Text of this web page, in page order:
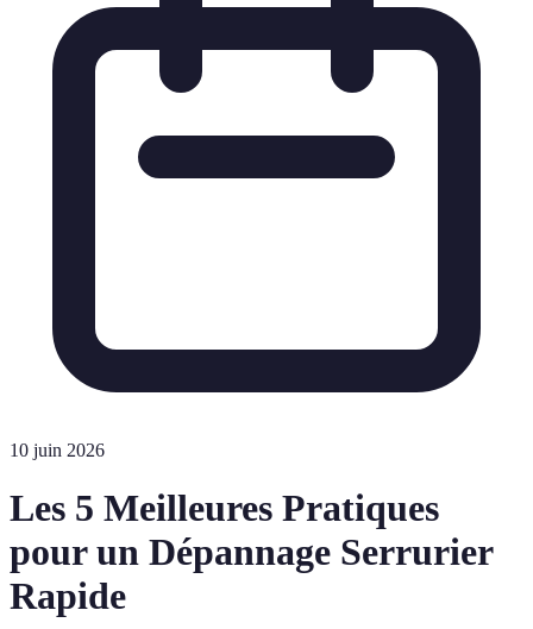
10 juin 2026
Les 5 Meilleures Pratiques
pour un Dépannage Serrurier
Rapide